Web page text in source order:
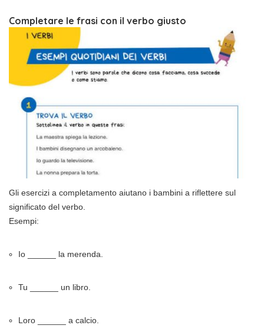
Completare le frasi con il verbo giusto
Gli esercizi a completamento aiutano i bambini a riflettere sul
significato del verbo.
Esempi:
Io ______ la merenda.
Tu ______ un libro.
Loro ______ a calcio.